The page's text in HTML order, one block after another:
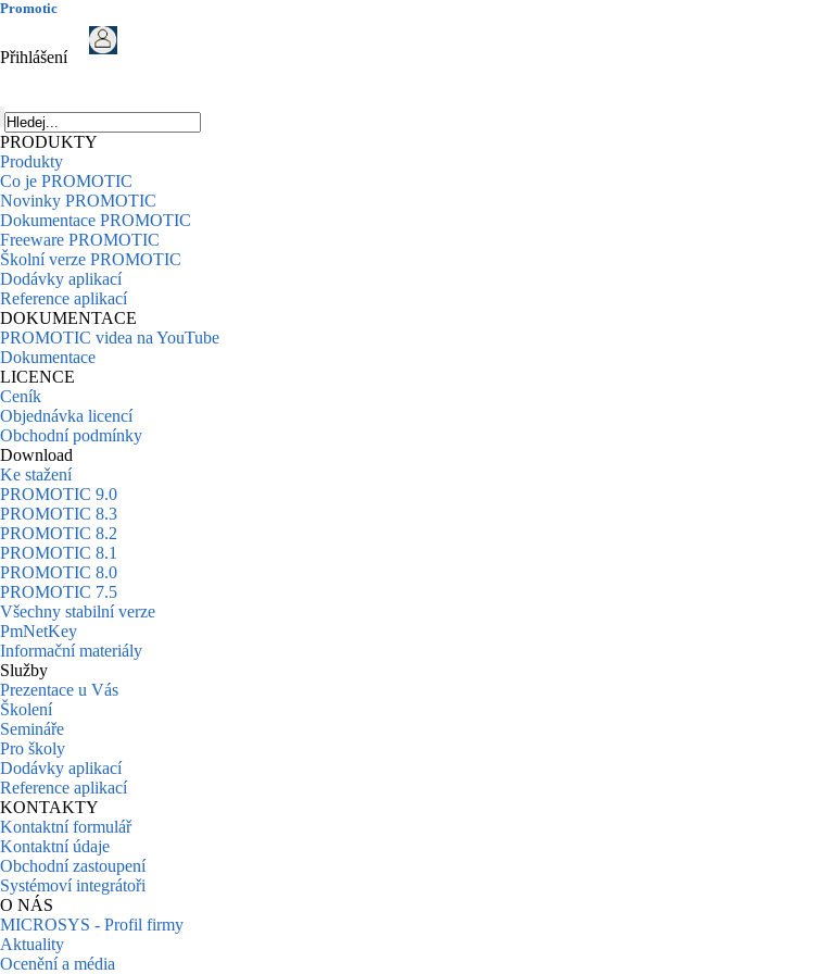
Promotic
Přihlášení
PRODUKTY
Produkty
Co je PROMOTIC
Novinky PROMOTIC
Dokumentace PROMOTIC
Freeware PROMOTIC
Školní verze PROMOTIC
Dodávky aplikací
Reference aplikací
DOKUMENTACE
PROMOTIC videa na YouTube
Dokumentace
LICENCE
Ceník
Objednávka licencí
Obchodní podmínky
Download
Ke stažení
PROMOTIC 9.0
PROMOTIC 8.3
PROMOTIC 8.2
PROMOTIC 8.1
PROMOTIC 8.0
PROMOTIC 7.5
Všechny stabilní verze
PmNetKey
Informační materiály
Služby
Prezentace u Vás
Školení
Semináře
Pro školy
Dodávky aplikací
Reference aplikací
KONTAKTY
Kontaktní formulář
Kontaktní údaje
Obchodní zastoupení
Systémoví integrátoři
O NÁS
MICROSYS - Profil firmy
Aktuality
Ocenění a média